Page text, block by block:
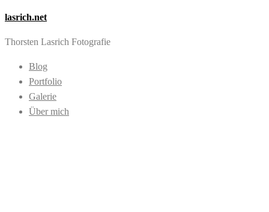
lasrich.net
Thorsten Lasrich Fotografie
Blog
Portfolio
Galerie
Über mich